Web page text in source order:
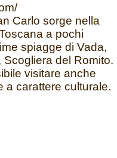
Carlo sorge nella
a pochi
spiagge di Vada,
del Romito.
visitare anche
a carattere culturale.